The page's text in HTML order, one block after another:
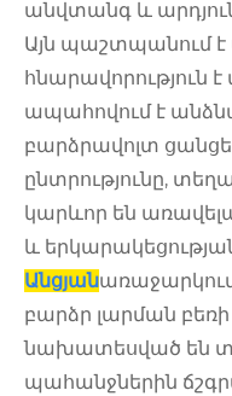
անվտանգ և
Այն պաշտպանում է
հնարավորություն
ապահովում է
բարձրավոլտ
ընտրությունը,
կարևոր են
և
Անցյան
բարձր լարման
նախատեսված են
պահանջներին